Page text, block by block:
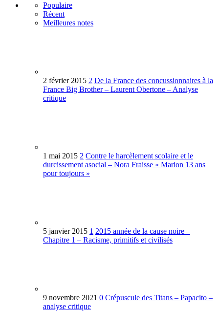
Populaire
Récent
Meilleures notes
2 février 2015 2 De la France des concussionnaires à la
France Big Brother – Laurent Obertone – Analyse
critique
1 mai 2015 2 Contre le harcèlement scolaire et le
durcissement asocial – Nora Fraisse « Marion 13 ans
pour toujours »
5 janvier 2015 1 2015 année de la cause noire –
Chapitre 1 – Racisme, primitifs et civilisés
9 novembre 2021 0 Crépuscule des Titans – Papacito –
analyse critique